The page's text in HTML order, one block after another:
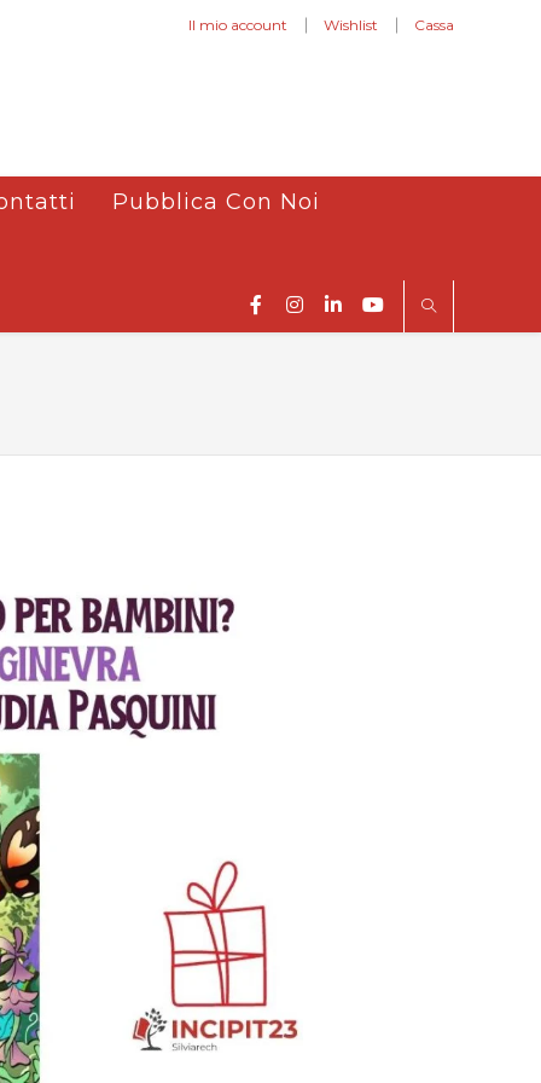
Il mio account Wishlist Cassa
Pubblica Con Noi